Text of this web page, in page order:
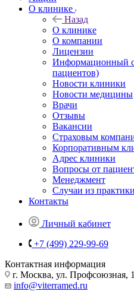
О клинике
Назад
О клинике
О компании
Лицензии
Информационный
пациентов)
Новости клиники
Новости медицины
Врачи
Отзывы
Вакансии
Страховым
Корпоративным
Адрес клиники
Вопросы от
Менеджмент
Случаи из практики
Контакты
Личный кабинет
+7 (499) 229-99-69
Контактная информация
г. Москва, ул. Профсоюзная,
info@viterramed.ru